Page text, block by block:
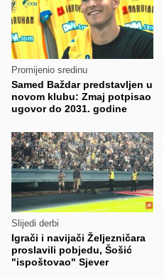
Promijenio sredinu
Samed Baždar predstavljen u
novom klubu: Zmaj potpisao
ugovor do 2031. godine
Slijedi derbi
Igrači i navijači Željezničara
proslavili pobjedu, Šošić
"ispoštovao" Sjever